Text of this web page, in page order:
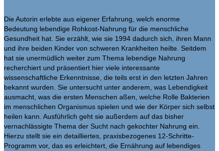
Die Autorin erlebte aus eigener Erfahrung, welch enorme
Bedeutung lebendige Rohkost-Nahrung für die menschliche
Gesundheit hat. Sie erzählt, wie sie 1994 dadurch sich, ihren Mann
und ihre beiden Kinder von schweren Krankheiten heilte. Seitdem
hat sie unermüdlich weiter zum Thema lebendige Nahrung
recherchiert und präsentiert hier viele interessante
wissenschaftliche Erkenntnisse, die teils erst in den letzten Jahren
bekannt wurden. Sie untersucht unter anderem, was Lebendigkeit
ausmacht, was die ersten Menschen aßen, welche Rolle Bakterien
im menschlichen Organismus spielen und wie der Körper sich selbst
heilen kann. Ausführlich geht sie außerdem auf das bisher
vernachlässigte Thema der Sucht nach gekochter Nahrung ein.
Hierzu stellt sie ein detailliertes, praxisbezogenes 12-Schritte-
Programm vor, das es erleichtert, die Ernährung auf lebendiges